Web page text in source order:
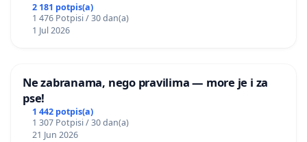
javnog događaja „Edin Avdić“ u Sarajevu
2 181 potpis(a)
1 476 Potpisi / 30 dan(a)
1 Jul 2026
Ne zabranama, nego pravilima — more je i za
pse!
1 442 potpis(a)
1 307 Potpisi / 30 dan(a)
21 Jun 2026